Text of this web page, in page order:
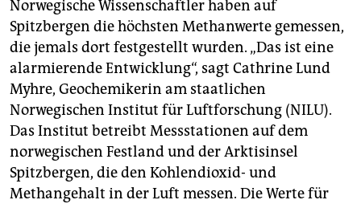
abo
genossenschaft
epaper login
Norwegische Wissenschaftler haben auf
Spitzbergen die höchsten Methanwerte gemessen,
die jemals dort festgestellt wurden. „Das ist eine
alarmierende Entwicklung“, sagt Cathrine Lund
Myhre, Geochemikerin am staatlichen
Norwegischen Institut für Luftforschung (NILU).
Das Institut betreibt Messstationen auf dem
norwegischen Festland und der Arktisinsel
Spitzbergen, die den Kohlendioxid- und
Methangehalt in der Luft messen. Die Werte für